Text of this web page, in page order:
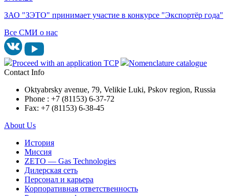
ЗАО "ЗЭТО" принимает участие в конкурсе "Экспортёр года"
Все СМИ о нас
Proceed with an application TCP
Nomenclature catalogue
Contact Info
Oktyabrsky avenue, 79, Velikie Luki, Pskov region, Russia
Phone : +7 (81153) 6-37-72
Fax: +7 (81153) 6-38-45
About Us
История
Миссия
ZETO — Gas Technologies
Дилерская сеть
Персонал и карьера
Корпоративная ответственность